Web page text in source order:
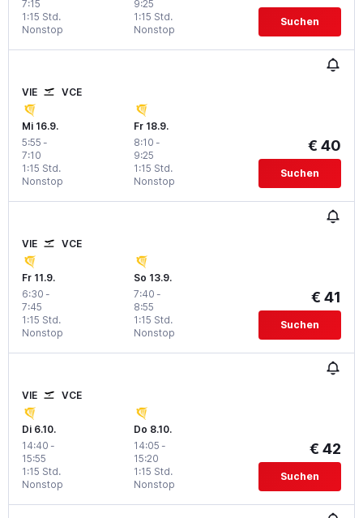
7:15
Nonstop
1:15 Std.
9:25
Nonstop
1:15 Std. Suchen
VIE VCE
Mi 16.9.
5:55 -
7:10
Nonstop
1:15 Std.
Fr 18.9.
8:10 -
9:25
Nonstop
1:15 Std.
€ 40
Suchen
VIE VCE
Fr 11.9.
6:30 -
7:45
Nonstop
1:15 Std.
So 13.9.
7:40 -
8:55
Nonstop
1:15 Std.
€ 41
Suchen
VIE VCE
Di 6.10.
14:40 -
15:55
Nonstop
1:15 Std.
Do 8.10.
14:05 -
15:20
Nonstop
1:15 Std.
€ 42
Suchen